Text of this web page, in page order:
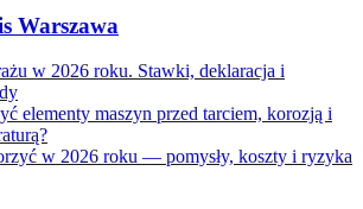
Warszawa
w 2026 roku. Stawki, deklaracja i
elementy maszyn przed tarciem, korozją i
w 2026 roku — pomysły, koszty i ryzyka